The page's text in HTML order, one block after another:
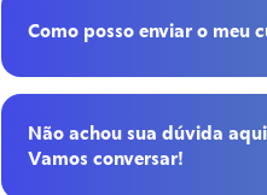
Como posso enviar o meu
Não achou sua dúvida
Vamos conversar!